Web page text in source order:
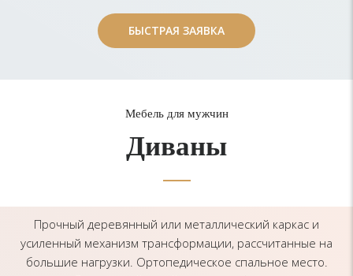
БЫСТРАЯ ЗАЯВКА
БЫСТРАЯ ЗАЯВКА
Мебель для мужчин
Диваны
Прочный деревянный или металлический каркас и
усиленный механизм трансформации, рассчитанные на
большие нагрузки. Ортопедическое спальное место.